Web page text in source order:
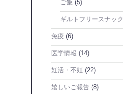
ご飯 (5)
ギルトフリースナック
免疫 (6)
医学情報 (14)
妊活・不妊 (22)
嬉しいご報告 (8)